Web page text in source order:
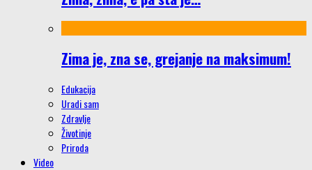
Zima je, zna se, grejanje na maksimum!
Edukacija
Uradi sam
Zdravlje
Životinje
Priroda
Video